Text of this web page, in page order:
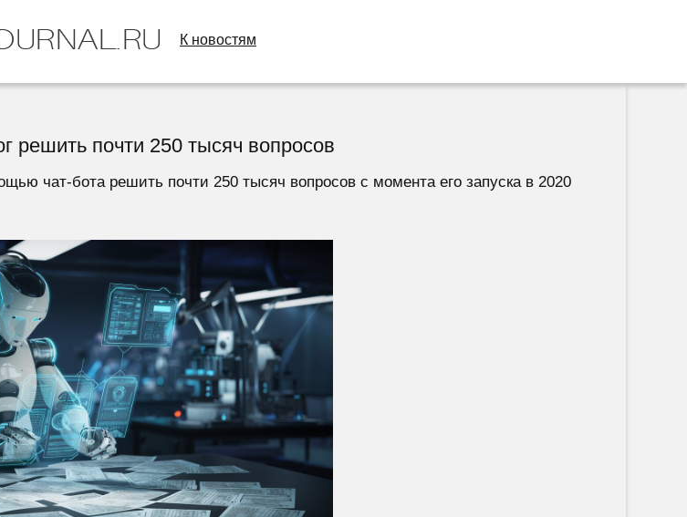
К новостям
решить почти 250 тысяч вопросов
чат-бота решить почти 250 тысяч вопросов с момента его запуска в 2020